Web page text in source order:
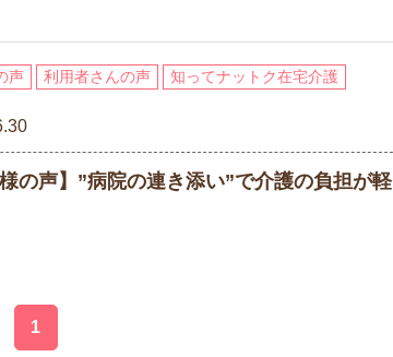
声 利用者さんの声 知ってナットク在宅介護
様の声】”病院の連き添い”で介護の負担が軽
1